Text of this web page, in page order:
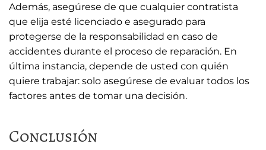
Además, asegúrese de que cualquier contratista
que elija esté licenciado e asegurado para
protegerse de la responsabilidad en caso de
accidentes durante el proceso de reparación. En
última instancia, depende de usted con quién
quiere trabajar: solo asegúrese de evaluar todos los
factores antes de tomar una decisión.
Conclusión